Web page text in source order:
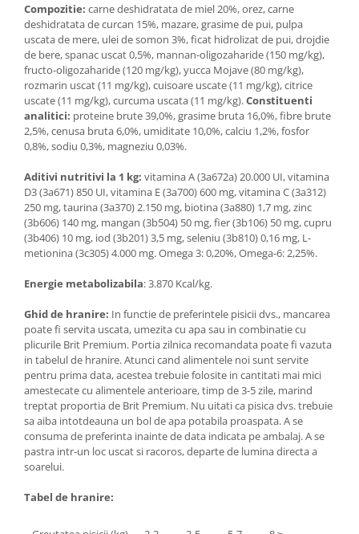
Compozitie: carne deshidratata de miel 20%, orez, carne
deshidratata de curcan 15%, mazare, grasime de pui, pulpa
uscata de mere, ulei de somon 3%, ficat hidrolizat de pui, drojdie
de bere, spanac uscat 0,5%, mannan-oligozaharide (150 mg/kg),
fructo-oligozaharide (120 mg/kg), yucca Mojave (80 mg/kg),
rozmarin uscat (11 mg/kg), cuisoare uscate (11 mg/kg), citrice
uscate (11 mg/kg), curcuma uscata (11 mg/kg).Constituenti
analitici: proteine brute 39,0%, grasime bruta 16,0%, fibre brute
2,5%, cenusa bruta 6,0%, umiditate 10,0%, calciu 1,2%, fosfor
0,8%, sodiu 0,3%, magneziu 0,03%.
Aditivi nutritivi la 1 kg: vitamina A (3a672a) 20.000 UI, vitamina
D3 (3a671) 850 UI, vitamina E (3a700) 600 mg, vitamina C (3a312)
250 mg, taurina (3a370) 2.150 mg, biotina (3a880) 1,7 mg, zinc
(3b606) 140 mg, mangan (3b504) 50 mg, fier (3b106) 50 mg, cupru
(3b406) 10 mg, iod (3b201) 3,5 mg, seleniu (3b810) 0,16 mg, L-
metionina (3c305) 4.000 mg. Omega 3: 0,20%, Omega-6: 2,25%.
Energie metabolizabila: 3.870 Kcal/kg.
Ghid de hranire: In functie de preferintele pisicii dvs., mancarea
poate fi servita uscata, umezita cu apa sau in combinatie cu
plicurile Brit Premium. Portia zilnica recomandata poate fi vazuta
in tabelul de hranire. Atunci cand alimentele noi sunt servite
pentru prima data, acestea trebuie folosite in cantitati mai mici
amestecate cu alimentele anterioare, timp de 3-5 zile, marind
treptat proportia de Brit Premium. Nu uitati ca pisica dvs. trebuie
sa aiba intotdeauna un bol de apa potabila proaspata. A se
consuma de preferinta inainte de data indicata pe ambalaj. A se
pastra intr-un loc uscat si racoros, departe de lumina directa a
soarelui.
Tabel de hranire: